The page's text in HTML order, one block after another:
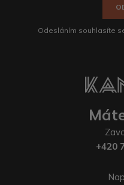
Odesláním souhlasíte
+420